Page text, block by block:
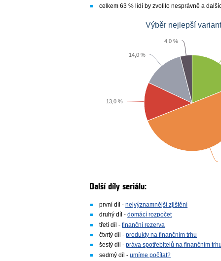
celkem 63 % lidí by zvolilo nesprávně a
Výběr nejlepší
13,0 %
14,0 %
4,0 %
Další díly seriálu:
první díl -nejvýznamnější zjištění
druhý díl -domácí rozpočet
třetí díl -finanční rezerva
čtvrtý díl -produkty na finančním trhu
šestý díl -práva spotřebitelů na finančním
sedmý díl -umíme počítat?